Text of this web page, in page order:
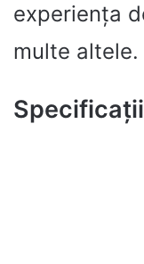
experiența
multe altele.